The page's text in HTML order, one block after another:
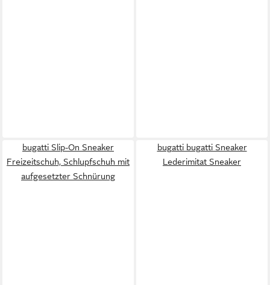
bugatti Slip-On Sneaker
Freizeitschuh, Schlupfschuh mit
aufgesetzter Schnürung
bugatti bugatti Sneaker
Lederimitat Sneaker